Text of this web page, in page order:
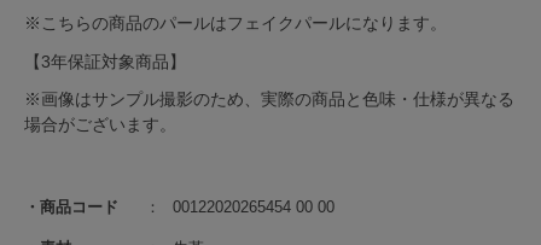
商品コード 00122020265454 00 00
※こちらの商品のパールはフェイクパールになります。
【3年保証対象商品】
※画像はサンプル撮影のため、実際の商品と色味・仕様が異なる
場合がございます。